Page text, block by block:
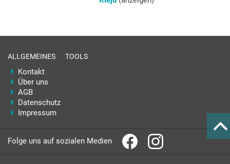
ALLGEMEINES
Kontakt
Über uns
AGB
Datenschutz
Impressum
TOOLS
Folge uns auf sozialen Medien